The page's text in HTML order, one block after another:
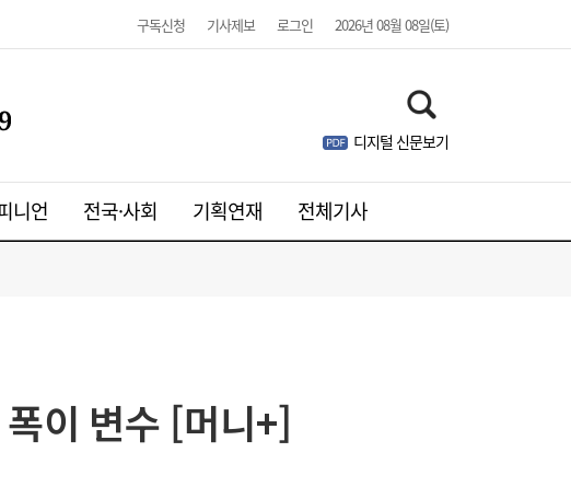
구독신청 기사제보 로그인 2026년 08월 08일(토)
디지털 신문보기
니언 전국·사회 기획연재 전체기사
이 변수 [머니+]
행, 기업대출 확대